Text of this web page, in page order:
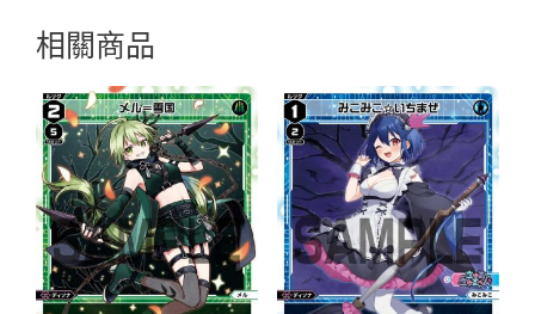
械：
宮
LV2
Dissona
有
LB」
數
量
相關商品